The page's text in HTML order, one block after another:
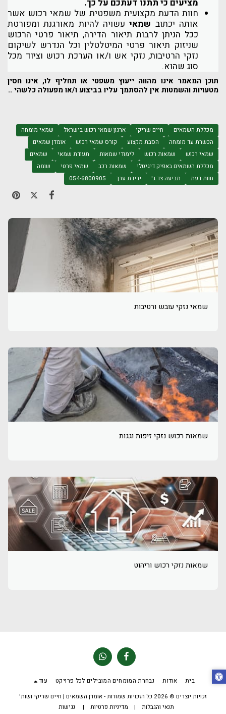
מציעים כי תתנו דעתכם על כך.
חוות הדעת מקצועית משפטית של שמאי רכוש אשר
אותה יכתוב שמאיעשויה להיות מאורגנת ומפורטת
ככל הניתן לרבות תיאור הדירה, תיאור פרטי הרכוש
שניזוק תיאור פרטי המיטלטלין וכל הנדרש לשיקום
נזקי הרטיבות, נזקי אש ו/או הערכת רכוש וציוד מכל
סוג שהוא.
תוכן המאמר אינו מהווה ייעוץ משפטי או תחליף לו, אינו חסין
מטעויות והשמטות אין להסתמך עליו בביצוע ו/או מפעולה כלשהי ..
מכללת השמאים חיים שריקי ארגון שמאי רכוש בישראל
שמאי מומחה
הכשרת עד מומחה
הסבת מקצוע קורס שמאי רכוש
אומדן שמאים
שמאי רכוש
שמאות רכוש לימודי שמאות תעודת שמאי
שמאים
מכללת השמאים באפיק דיגיטלי
שמאות רכב שמאי פרטי
שומה
חוות דעת
תביעה צד ג' ירידת ערך 054-6800905
שמאי נזקי עובש ורטיבות
שמאות רכוש נזקי זיפות וגגות
שמאות נזקי רכוש וריהוט
בית אודות נבחרת המומחים המובילים לכל פרויקט
עוד
זכויות יוצרים © 2026 כל הזכויות שמורות -
אומדן השמאים | חיים שריקי ושות'
תנאי והגבלות | מדיניות פרטיות | נגישות